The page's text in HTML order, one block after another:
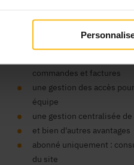
?
commandes et factures
une gestion des accès
équipe
une gestion centralisée
et bien d'autres avantages
abonné uniquement :
du site